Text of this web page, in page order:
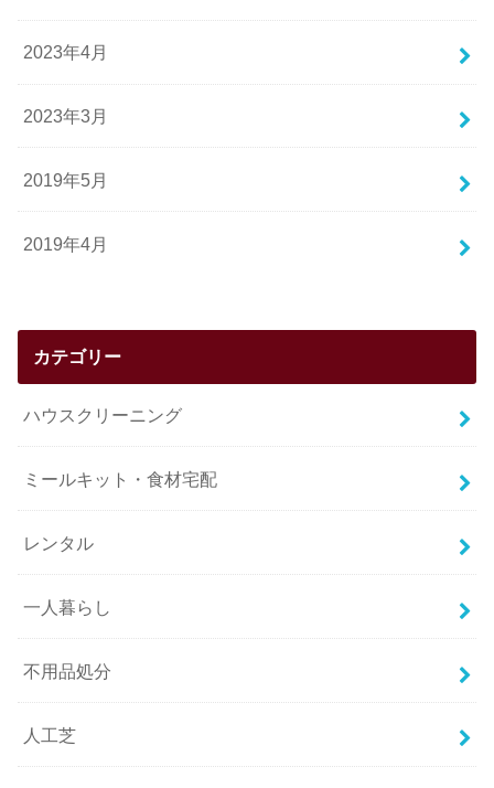
2023年4月
2023年3月
2019年5月
2019年4月
カテゴリー
ハウスクリーニング
ミールキット・食材宅配
レンタル
一人暮らし
不用品処分
人工芝